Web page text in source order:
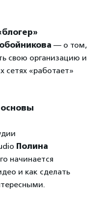
— о том,
свою организацию и
сетях «работает»
Полина
начинается
и как сделать